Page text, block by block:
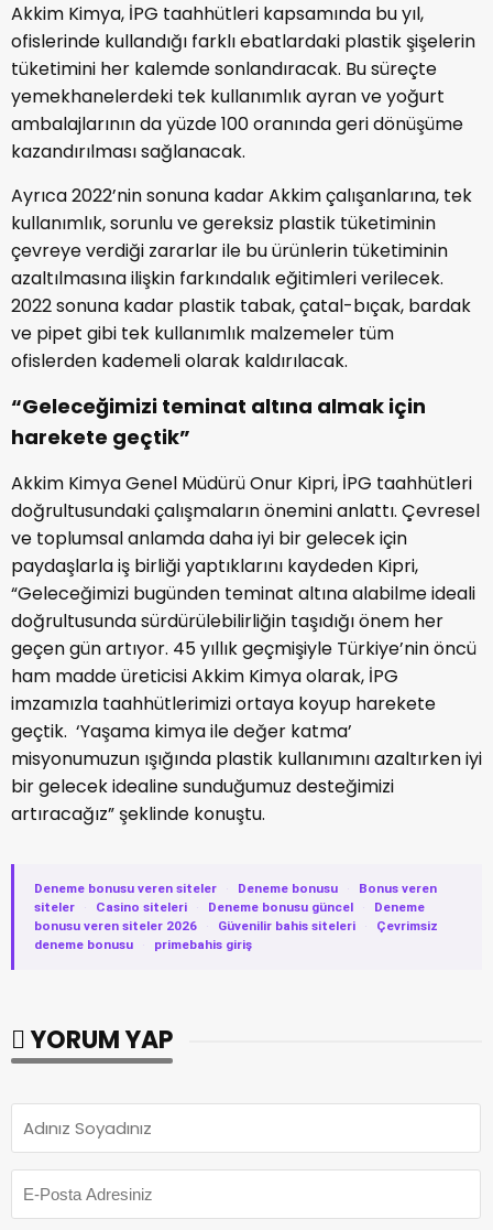
Akkim Kimya, İPG taahhütleri kapsamında bu yıl,
ofislerinde kullandığı farklı ebatlardaki plastik şişelerin
tüketimini her kalemde sonlandıracak. Bu süreçte
yemekhanelerdeki tek kullanımlık ayran ve yoğurt
ambalajlarının da yüzde 100 oranında geri dönüşüme
kazandırılması sağlanacak.
Ayrıca 2022’nin sonuna kadar Akkim çalışanlarına, tek
kullanımlık, sorunlu ve gereksiz plastik tüketiminin
çevreye verdiği zararlar ile bu ürünlerin tüketiminin
azaltılmasına ilişkin farkındalık eğitimleri verilecek.
2022 sonuna kadar plastik tabak, çatal-bıçak, bardak
ve pipet gibi tek kullanımlık malzemeler tüm
ofislerden kademeli olarak kaldırılacak.
“Geleceğimizi teminat altına almak için
harekete geçtik”
Akkim Kimya Genel Müdürü Onur Kipri, İPG taahhütleri
doğrultusundaki çalışmaların önemini anlattı. Çevresel
ve toplumsal anlamda daha iyi bir gelecek için
paydaşlarla iş birliği yaptıklarını kaydeden Kipri,
“Geleceğimizi bugünden teminat altına alabilme ideali
doğrultusunda sürdürülebilirliğin taşıdığı önem her
geçen gün artıyor. 45 yıllık geçmişiyle Türkiye’nin öncü
ham madde üreticisi Akkim Kimya olarak, İPG
imzamızla taahhütlerimizi ortaya koyup harekete
geçtik. ‘Yaşama kimya ile değer katma’
misyonumuzun ışığında plastik kullanımını azaltırken iyi
bir gelecek idealine sunduğumuz desteğimizi
artıracağız” şeklinde konuştu.
Deneme bonusu veren siteler · Deneme bonusu ·
Bonus veren
siteler
· Casino siteleri · Deneme bonusu güncel ·
Deneme
bonusu veren siteler 2026
· Güvenilir bahis siteleri ·
Çevrimsiz
deneme bonusu
· primebahis giriş
YORUM YAP